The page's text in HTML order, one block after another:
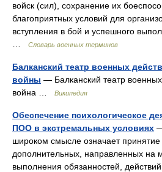
войск (сил), сохранение их
благоприятных условий для
вступления в бой и успешного
Словарь военных терминов
Балканский театр военных
войны — Балканский театр
война …
Википедия
Обеспечение психологическое
ПОО в экстремальных условиях
широком смысле означает
дополнительных, направленных на
выполнения обязанностей,